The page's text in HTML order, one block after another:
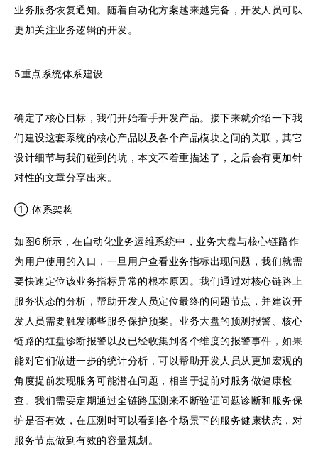
业务服务恢复通知。随着自动化方案越来越完备，开发人员可以
更加关注业务逻辑的开发。
5重点系统体系建设
确定了核心目标，我们开始着手开发产品。接下来就介绍一下我
们建设这套系统的核心产品以及各个产品模块之间的关联，其它
设计细节与我们碰到的坑，本文不着重描述了，之后会有更加针
对性的文章分享出来。
① 体系架构
如图6所示，在自动化业务运维系统中，业务大盘与核心链路作
为用户使用的入口，一旦用户查看业务指标出现问题，我们就需
要快速定位该业务指标异常的根本原因。我们通过对核心链路上
服务状态的分析，帮助开发人员定位最终的问题节点，并建议开
发人员需要触发哪些服务保护预案。业务大盘的预测报警、核心
链路的红盘诊断报警以及已经收集到各个维度的报警事件，如果
能对它们做进一步的统计分析，可以帮助开发人员从更加宏观的
角度提前发现服务可能潜在问题，相当于提前对服务做健康检
查。我们需要定期通过全链路压测来不断验证问题诊断和服务保
护是否有效，在压测时可以看到各个场景下的服务健康状态，对
服务节点做到有效的容量规划。